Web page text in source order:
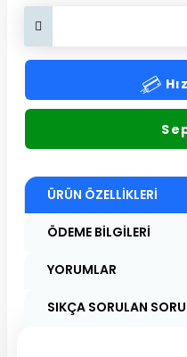
ÜRÜN ÖZELLIKLERI
ÖDEME BILGILERI
YORUMLAR
SIKÇA SORULAN